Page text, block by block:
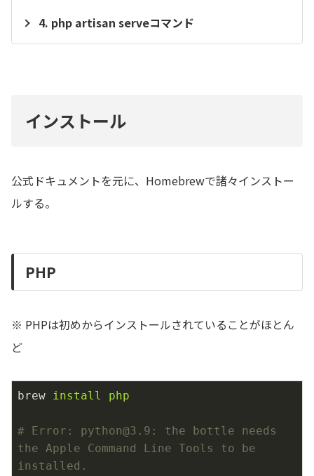
php artisan serveコマンド
インストール
公式ドキュメントを元に、Homebrewで諸々インストー
ルする。
PHP
※ PHPは初めからインストールされていることがほとん
ど
brew install php
# Error: python@3.9: the bottle needs
the Apple Command Line Tools to be
installed.